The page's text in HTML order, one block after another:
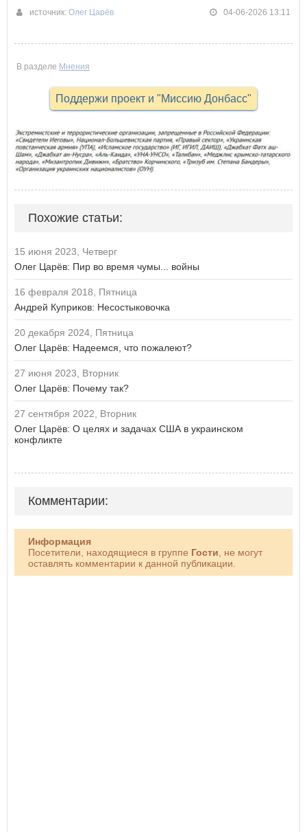
источник: Олег Царёв 04-06-2026 13:11
В разделе Мнения
Поддержи проект и "Миссию Донбасс"
Похожие статьи:
15 июня 2023, Четверг
Олег Царёв: Пир во время чумы... войны
16 февраля 2018, Пятница
Андрей Куприков: Несостыковочка
20 декабря 2024, Пятница
Олег Царёв: Надеемся, что пожалеют?
27 июня 2023, Вторник
Олег Царёв: Почему так?
27 сентября 2022, Вторник
Олег Царёв: О целях и задачах США в украинском
конфликте
Комментарии:
Информация
Посетители, находящиеся в группе Гости , не могут
оставлять комментарии к данной публикации.